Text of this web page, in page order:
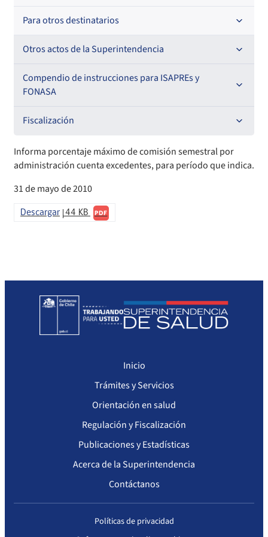
Oficios Circulares
Resoluciones
Oficios Circulares
Circulares
Circulares internas
Resoluciones
Para otros destinatarios
Circulares
Otros actos de la Superintendencia
Antecedentes preparatorios de normas que afecten a
EMT Ley N° 20.416
Comisión Evaluadora de Licitaciones Públicas
Convenios de colaboración
Decreta reserva o secreto según Ley N° 20.285
Llamados a concurso de personal
Otras Resoluciones
Actas Consejo Consultivo Ley Corta de Isapres
Compendio de instrucciones para ISAPREs y
FONASA
Compendio Beneficios
Compendio de Archivos Maestros
Compendio Instrumentos Contractuales
Fiscalización
Informes de fiscalización
Sanciones a Entidades Acreditadoras
Informa porcentaje máximo de comisión semestral por
administración cuenta excedentes, para período que indica.
31 de mayo de 2010
Descargar 44 KB PDF
Inicio
Trámites y Servicios
Orientación en salud
Regulación y Fiscalización
Publicaciones y Estadísticas
Acerca de la Superintendencia
Contáctanos
Políticas de privacidad